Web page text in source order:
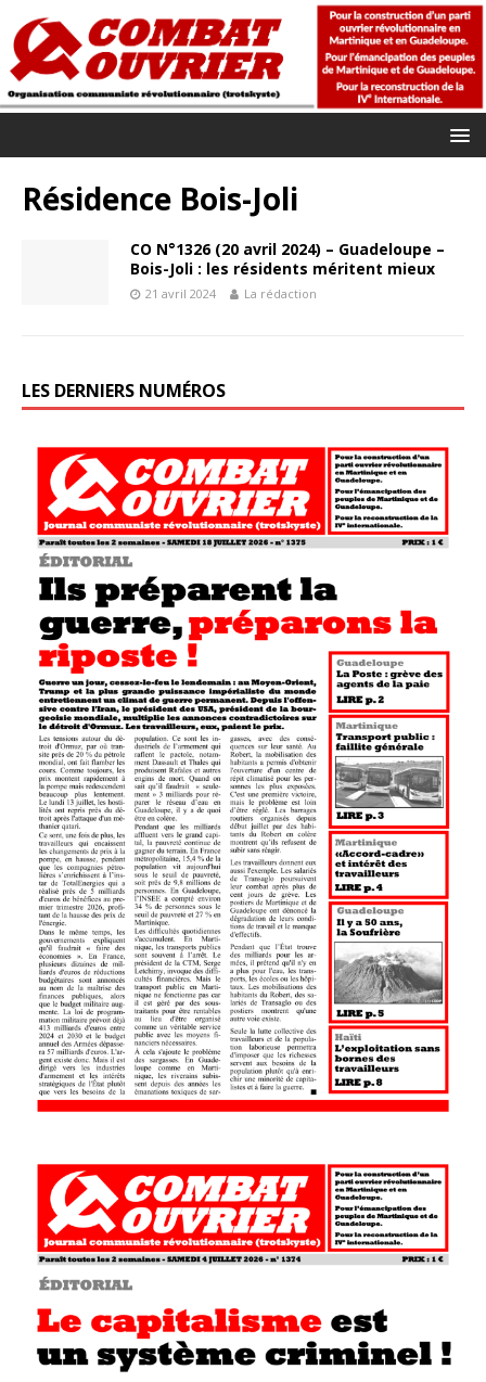
Résidence Bois-Joli
CO N°1326 (20 avril 2024) – Guadeloupe –
Bois-Joli : les résidents méritent mieux
21 avril 2024 La rédaction
LES DERNIERS NUMÉROS